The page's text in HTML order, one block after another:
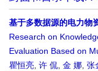
基于多数据源的电力物
Research on
Evaluation Based on
瞿恒亮 许 侃 金 娜 张